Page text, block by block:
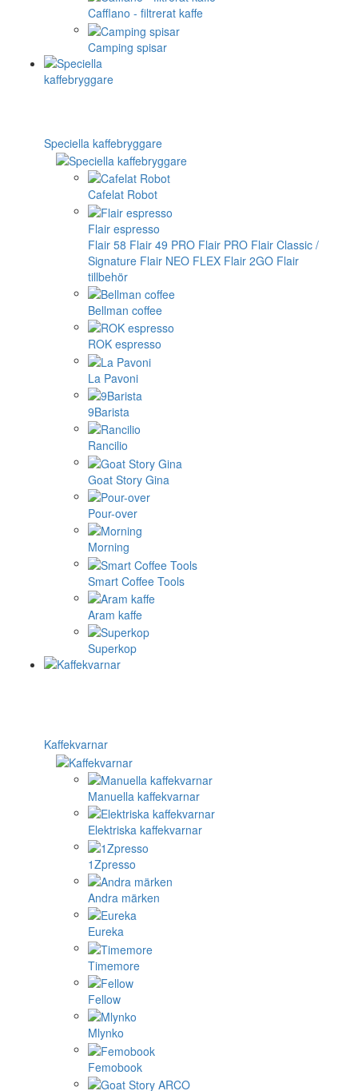
Cafflano - filtrerat kaffe
Camping spisar
Speciella kaffebryggare
Cafelat Robot
Flair espresso
Flair 58 Flair 49 PRO Flair PRO Flair Classic /
Signature Flair NEO FLEX Flair 2GO Flair
tillbehör
Bellman coffee
ROK espresso
La Pavoni
9Barista
Rancilio
Goat Story Gina
Pour-over
Morning
Smart Coffee Tools
Aram kaffe
Superkop
Kaffekvarnar
Manuella kaffekvarnar
Elektriska kaffekvarnar
1Zpresso
Andra märken
Eureka
Timemore
Fellow
Mlynko
Femobook